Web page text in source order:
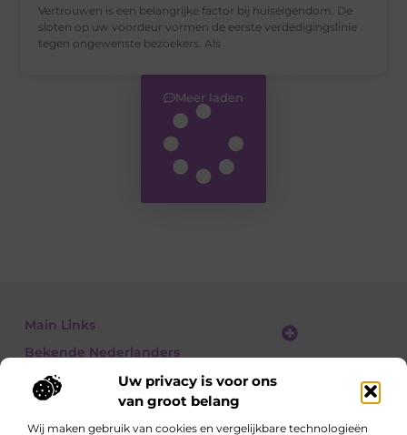
Uw privacy is voor ons
van groot belang
Wij maken gebruik van cookies en vergelijkbare technologieën
Vertrouwen is een belangrijke factor bij huiseigendom. De
sloten op uw voordeur vormen de eerste verdedigingslinie
tegen ongewenste bezoekers. Als
Meer laden
Main Links
Bekende Nederlanders